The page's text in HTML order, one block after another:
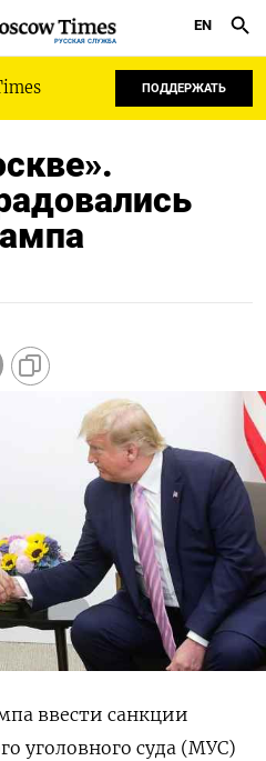
РУССКАЯ СЛУЖБА
EN
ПОДДЕРЖАТЬ
ввести санкции
уголовного суда (МУС)